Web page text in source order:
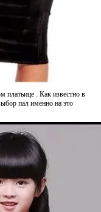
платьице . Как известно в
пал именно на это